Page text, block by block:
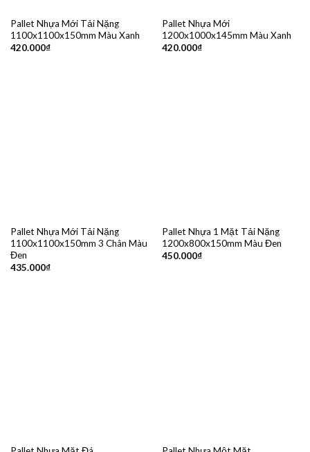
Pallet Nhựa Mới Tải Nặng
1100x1100x150mm Màu Xanh
420.000₫
Pallet Nhựa Mới
1200x1000x145mm Màu Xanh
420.000₫
Pallet Nhựa Mới Tải Nặng
1100x1100x150mm 3 Chân Màu
Đen
435.000₫
Pallet Nhựa 1 Mặt Tải Nặng
1200x800x150mm Màu Đen
450.000₫